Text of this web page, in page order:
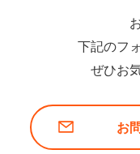
下記のフ
ぜひお
お